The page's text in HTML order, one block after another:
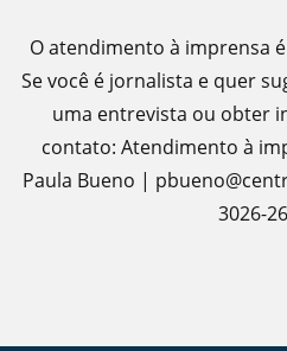
O atendimento à imprensa
Se você é jornalista e quer
uma entrevista ou obter
contato: Atendimento à
Paula Bueno |
3026-